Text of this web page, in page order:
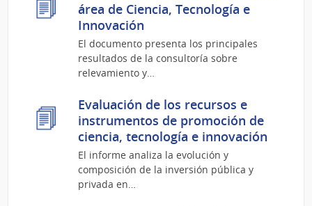
área de Ciencia, Tecnología e
Innovación
El documento presenta los principales
resultados de la consultoría sobre
relevamiento y…
Evaluación de los recursos e
instrumentos de promoción de
ciencia, tecnología e innovación
El informe analiza la evolución y
composición de la inversión pública y
privada en…